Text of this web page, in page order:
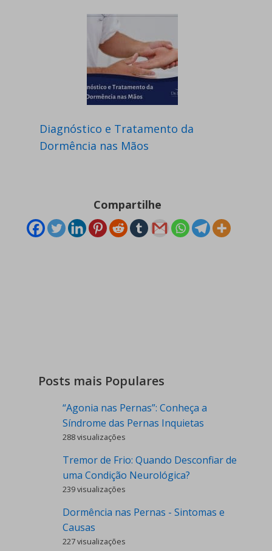
Diagnóstico e Tratamento da
Dormência nas Mãos
Compartilhe
Posts mais Populares
“Agonia nas Pernas”: Conheça a
Síndrome das Pernas Inquietas
288 visualizações
Tremor de Frio: Quando Desconfiar de
uma Condição Neurológica?
239 visualizações
Dormência nas Pernas - Sintomas e
Causas
227 visualizações